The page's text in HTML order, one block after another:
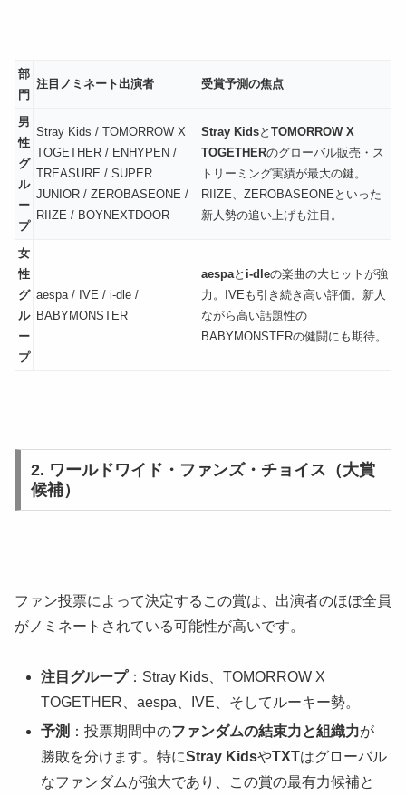
部
門
注目ノミネート出演者 受賞予測の焦点
男
性
グ
ル
ー
プ
Stray Kids / TOMORROW X
TOGETHER / ENHYPEN /
TREASURE / SUPER
JUNIOR / ZEROBASEONE /
RIIZE / BOYNEXTDOOR
Stray Kidsと TOMORROW X
TOGETHERのグローバル販売・ス
トリーミング実績が最大の鍵。
RIIZE、ZEROBASEONEといった
新人勢の追い上げも注目。
女
性
グ
ル
ー
プ
aespa / IVE / i-dle /
BABYMONSTER
aespaと i-dleの楽曲の大ヒットが強
力。IVEも引き続き高い評価。新人
ながら高い話題性の
BABYMONSTERの健闘にも期待。
2. ワールドワイド・ファンズ・チョイス（大賞
候補）
ファン投票によって決定するこの賞は、出演者のほぼ全員
がノミネートされている可能性が高いです。
注目グループ：Stray Kids、TOMORROW X
TOGETHER、aespa、IVE、そしてルーキー勢。
予測 ：投票期間中のファンダムの結束力と組織力が
勝敗を分けます。特にStray KidsやTXTはグローバル
なファンダムが強大であり、この賞の最有力候補と